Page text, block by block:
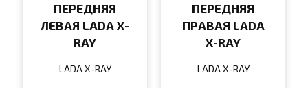
ПЕРЕДНЯЯ
ЛЕВАЯ LADA X-
RAY
LADA X-RAY
ПЕРЕДНЯЯ
ПРАВАЯ LADA
X-RAY
LADA X-RAY